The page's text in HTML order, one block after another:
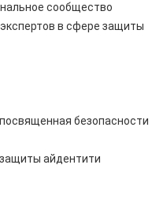
сообщество
в сфере защиты
безопасности
айдентити